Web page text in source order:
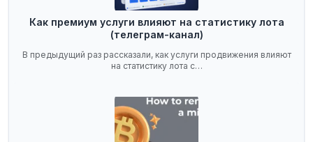
Как премиум услуги влияют на статистику лота
(телеграм-канал)
В предыдущий раз рассказали, как услуги продвижения влияют
на статистику лота с…